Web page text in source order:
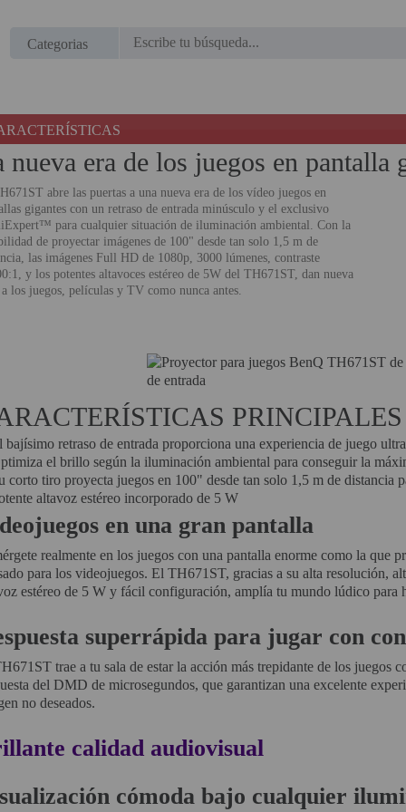
¿ERES NUEVO?
realizar tus pedidos cómodamente, consultar el estado de
tus pedidos y operaciones realizadas con anterioridad.
Si tienes cualquier duda durante el proceso de registro
puede contactarnos al 951102122, estaremos encantados
de atenderte.
REGISTRO CLIENTE
Categorias
nueva era de los juegos en pantalla
abre las puertas a una nueva era de los vídeo juegos en
gigantes con un retraso de entrada minúsculo y el exclusivo
para cualquier situación de iluminación ambiental. Con la
de proyectar imágenes de 100" desde tan solo 1,5 m de
las imágenes Full HD de 1080p, 3000 lúmenes, contraste
y los potentes altavoces estéreo de 5W del TH671ST, dan nueva
los juegos, películas y TV como nunca antes.
PRINCIPALES
bajísimo retraso de entrada proporciona una experiencia de juego
el brillo según la iluminación ambiental para conseguir la
corto tiro proyecta juegos en 100" desde tan solo 1,5 m de distancia
altavoz estéreo incorporado de 5 W
en una gran pantalla
realmente en los juegos con una pantalla enorme como la
para los videojuegos. El TH671ST, gracias a su alta
estéreo de 5 W y fácil configuración, amplía tu mundo lúdico para
superrápida para jugar con
trae a tu sala de estar la acción más trepidante de los juegos
del DMD de microsegundos, que garantizan una excelente
no deseados.
calidad audiovisual
cómoda bajo cualquier